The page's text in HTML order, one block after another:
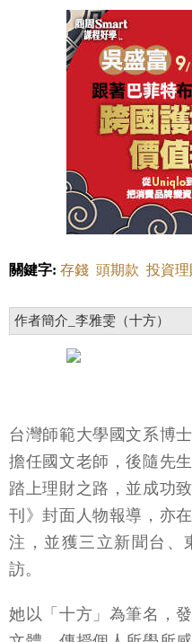
關鍵字: 存錢 頭期款 投資理
作者簡介_李雅雯（十方）
台灣師範大學國文系博
擔任國文老師，後隨先
踏上理財之路，並成功
刊》封面人物報導，亦
注，並獲三立新聞台、
訪。
她以「十方」為筆名，